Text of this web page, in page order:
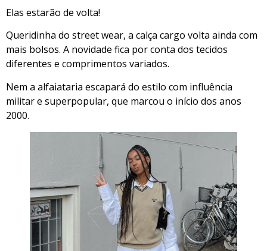
Elas estarão de volta!
Queridinha do street wear, a calça cargo volta ainda com
mais bolsos. A novidade fica por conta dos tecidos
diferentes e comprimentos variados.
Nem a alfaiataria escapará do estilo com influência
militar e superpopular, que marcou o início dos anos
2000.